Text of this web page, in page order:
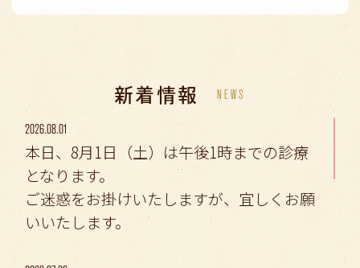
新着情報 NEWS
2026.08.01
本日、8月1日（土）は午後1時までの診療
となります。
ご迷惑をお掛けいたしますが、宜しくお願
いいたします。